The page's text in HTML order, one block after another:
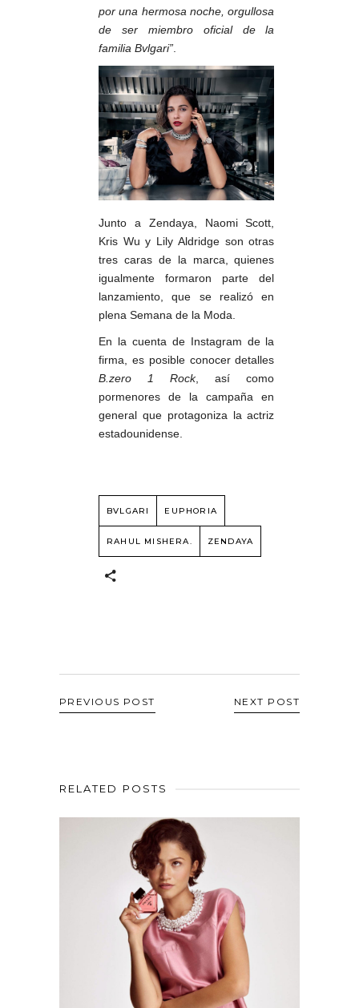
por una hermosa noche, orgullosa
de ser miembro oficial de la
familia Bvlgari”.
Junto a Zendaya, Naomi Scott,
Kris Wu y Lily Aldridge son otras
tres caras de la marca, quienes
igualmente formaron parte del
lanzamiento, que se realizó en
plena Semana de la Moda.
En la cuenta de Instagram de la
firma, es posible conocer detalles
B.zero 1 Rock, así como
pormenores de la campaña en
general que protagoniza la actriz
estadounidense.
BVLGARI EUPHORIA
RAHUL MISHERA. ZENDAYA
PREVIOUS POST NEXT POST
RELATED POSTS